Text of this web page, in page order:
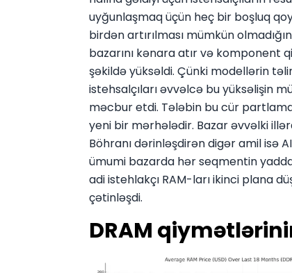
uyğunlaşmaq üçün heç bir boşluq
birdən artırılması mümkün
bazarını kənara atır və
şəkildə yüksəldi. Çünki modellərin
istehsalçıları əvvəlcə bu yüksəlişin
məcbur etdi. Tələbin bu cür
yeni bir mərhələdir. Bazar əvvəlki
Böhranı dərinləşdirən digər amil isə
ümumi bazarda hər seqmentin
adi istehlakçı RAM-ları ikinci plana
çətinləşdi.
DRAM